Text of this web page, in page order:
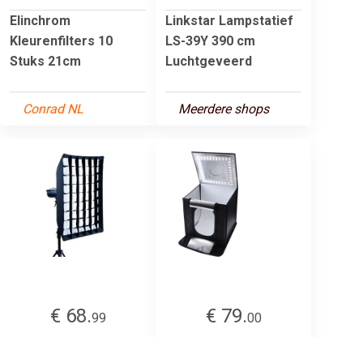
Elinchrom
Kleurenfilters 10
Stuks 21cm
Conrad NL
Linkstar Lampstatief
LS-39Y 390 cm
Luchtgeveerd
Meerdere shops
€ 68.99
€ 79.00